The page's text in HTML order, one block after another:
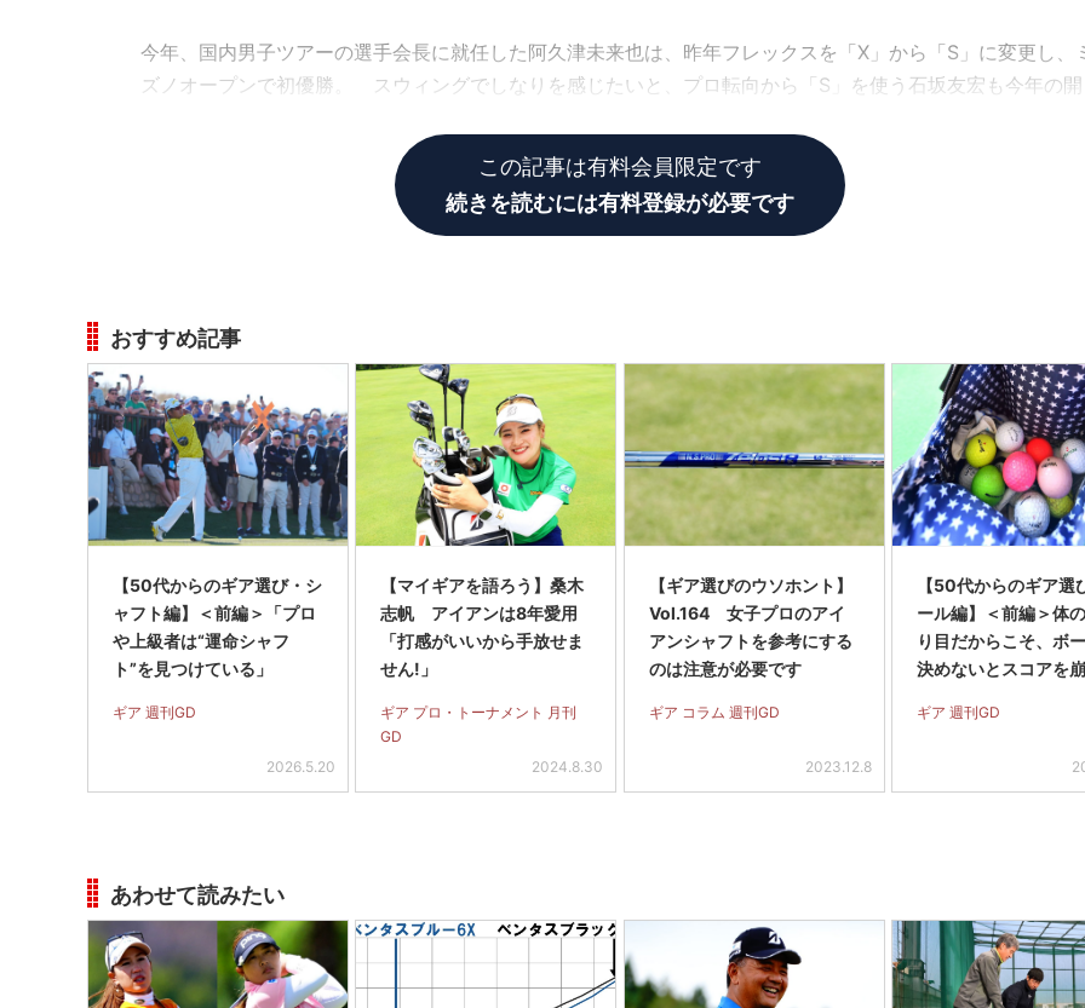
今年、国内男子ツアーの選手会長に就任した阿久津未来也は、昨年フレックスを「X」から「S」に変更し、
ズノオープンで初優勝。 スウィングでしなりを感じたいと、プロ転向から「S」を使う石坂友宏も今年の開
この記事は有料会員限定です
続きを読むには有料登録が必要です
おすすめ記事
【50代からのギア選び・シ
ャフト編】＜前編＞「プロ
や上級者は“運命シャフ
ト”を見つけている」
ギア 週刊GD
2026.5.20
【マイギアを語ろう】桑木
志帆 アイアンは8年愛用
「打感がいいから手放せま
せん!」
ギア プロ・トーナメント 月刊
GD
2024.8.30
【ギア選びのウソホント】
Vol.164 女子プロのアイ
アンシャフトを参考にする
のは注意が必要です
ギア コラム 週刊GD
2023.12.8
【50代からのギア選
ール編】＜前編＞体
り目だからこそ、ボ
決めないとスコアを
ギア 週刊GD
あわせて読みたい